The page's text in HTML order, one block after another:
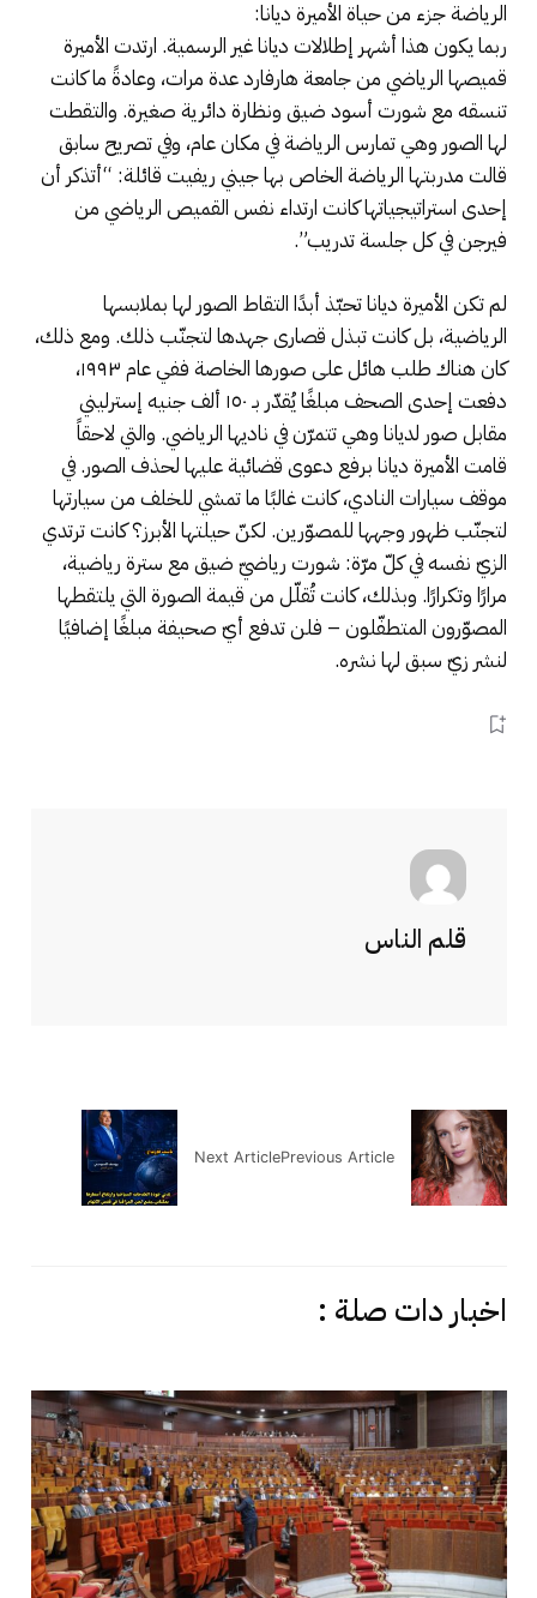
الرياضة جزء من حياة الأميرة ديانا:
ربما يكون هذا أشهر إطلالات ديانا غير الرسمية. ارتدت الأميرة
قميصها الرياضي من جامعة هارفارد عدة مرات، وعادةً ما كانت
تنسقه مع شورت أسود ضيق ونظارة دائرية صغيرة. والتقطت
لها الصور وهي تمارس الرياضة في مكان عام، وفي تصريح سابق
قالت مدربتها الرياضة الخاص بها جيني ريفيت قائلة: “أتذكر أن
إحدى استراتيجياتها كانت ارتداء نفس القميص الرياضي من
فيرجن في كل جلسة تدريب”.
لم تكن الأميرة ديانا تحبّذ أبدًا التقاط الصور لها بملابسها
الرياضية، بل كانت تبذل قصارى جهدها لتجنّب ذلك. ومع ذلك،
كان هناك طلب هائل على صورها الخاصة ففي عام ١٩٩٣،
دفعت إحدى الصحف مبلغًا يُقدّر بـ ١٥٠ ألف جنيه إسترليني
مقابل صور لديانا وهي تتمرّن في ناديها الرياضي. والتي لاحقاً
قامت الأميرة ديانا برفع دعوى قضائية عليها لحذف الصور. في
موقف سيارات النادي، كانت غالبًا ما تمشي للخلف من سيارتها
لتجنّب ظهور وجهها للمصوّرين. لكنّ حيلتها الأبرز؟ كانت ترتدي
الزيّ نفسه في كلّ مرّة: شورت رياضيّ ضيق مع سترة رياضية،
مرارًا وتكرارًا. وبذلك، كانت تُقلّل من قيمة الصورة التي يلتقطها
المصوّرون المتطفّلون – فلن تدفع أيّ صحيفة مبلغًا إضافيًا
لنشر زيّ سبق لها نشره.
قلم الناس
Previous Article
Next Article
اخبار دات صلة :